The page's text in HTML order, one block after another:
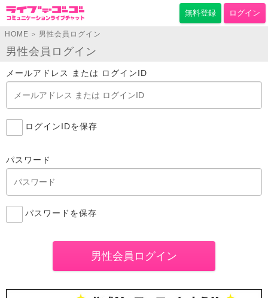
無料登録 ログイン
HOME > 男性会員ログイン
男性会員ログイン
メールアドレス または ログインID
ログインIDを保存
パスワード
パスワードを保存